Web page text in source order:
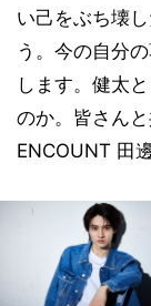
い己をぶち壊
う。今の自分
します。健太
のか。皆さん
ENCOUNT 田